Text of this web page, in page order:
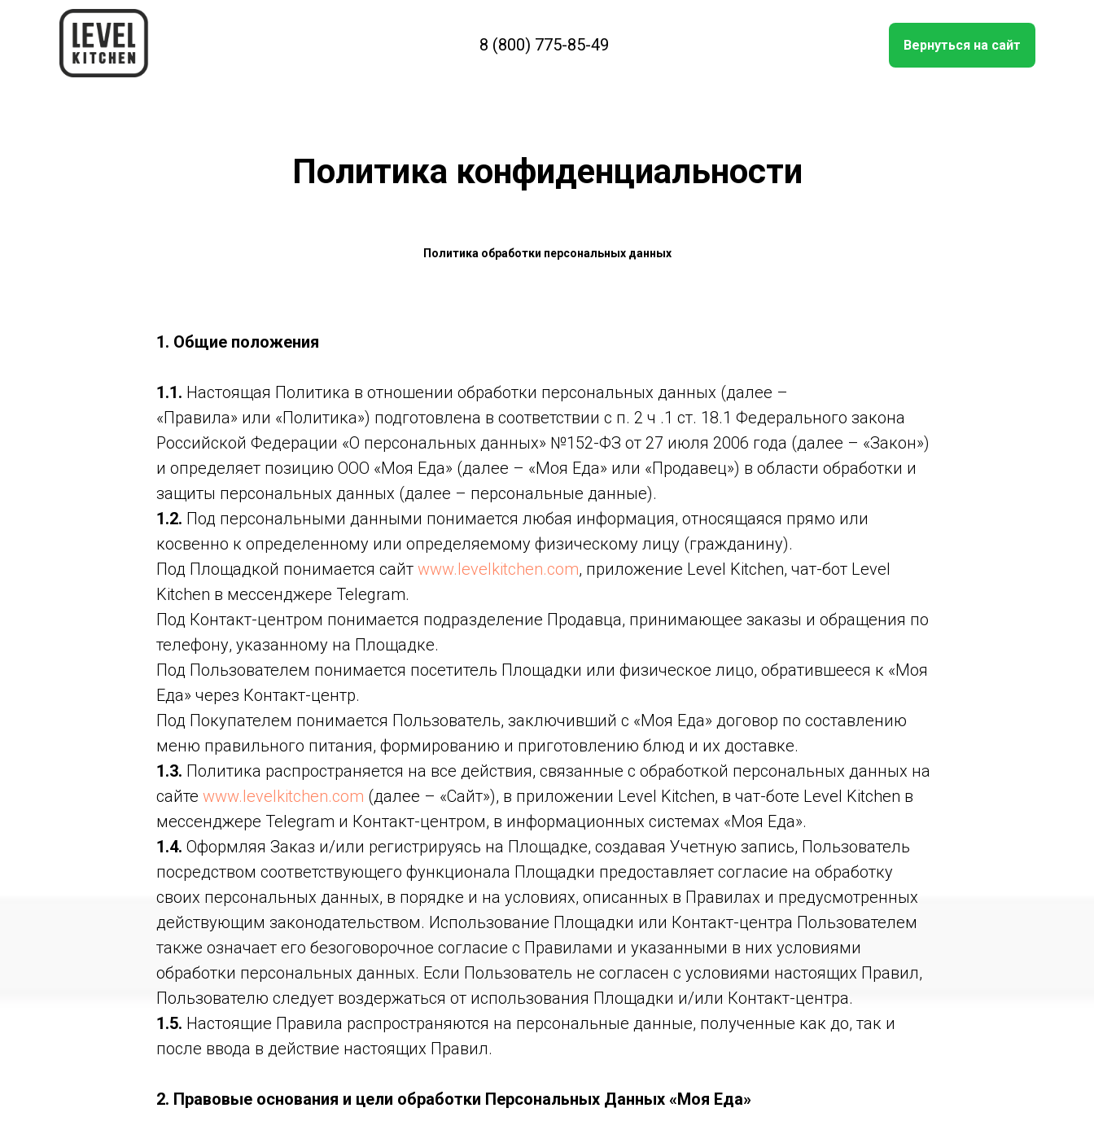
Вернуться на сайт
8 (800) 775-85-49
Политика конфиденциальности
Политика обработки персональных данных
1. Общие положения
1.1. Настоящая Политика в отношении обработки персональных данных (далее –
«Правила» или «Политика») подготовлена в соответствии с п. 2 ч .1 ст. 18.1 Федерального закона
Российской Федерации «О персональных данных» №152-ФЗ от 27 июля 2006 года (далее – «Закон»)
и определяет позицию ООО «Моя Еда» (далее – «Моя Еда» или «Продавец») в области обработки и
защиты персональных данных (далее – персональные данные).
1.2. Под персональными данными понимается любая информация, относящаяся прямо или
косвенно к определенному или определяемому физическому лицу (гражданину).
Под Площадкой понимается сайт www.levelkitchen.com, приложение Level Kitchen, чат-бот Level
Kitchen в мессенджере Telegram.
Под Контакт-центром понимается подразделение Продавца, принимающее заказы и обращения по
телефону, указанному на Площадке.
Под Пользователем понимается посетитель Площадки или физическое лицо, обратившееся к «Моя
Еда» через Контакт-центр.
Под Покупателем понимается Пользователь, заключивший с «Моя Еда» договор по составлению
меню правильного питания, формированию и приготовлению блюд и их доставке.
1.3. Политика распространяется на все действия, связанные с обработкой персональных данных на
сайте www.levelkitchen.com (далее – «Сайт»), в приложении Level Kitchen, в чат-боте Level Kitchen в
мессенджере Telegram и Контакт-центром, в информационных системах «Моя Еда».
1.4. Оформляя Заказ и/или регистрируясь на Площадке, создавая Учетную запись, Пользователь
посредством соответствующего функционала Площадки предоставляет согласие на обработку
своих персональных данных, в порядке и на условиях, описанных в Правилах и предусмотренных
действующим законодательством. Использование Площадки или Контакт-центра Пользователем
также означает его безоговорочное согласие с Правилами и указанными в них условиями
обработки персональных данных. Если Пользователь не согласен с условиями настоящих Правил,
Пользователю следует воздержаться от использования Площадки и/или Контакт-центра.
1.5. Настоящие Правила распространяются на персональные данные, полученные как до, так и
после ввода в действие настоящих Правил.
2. Правовые основания и цели обработки Персональных Данных «Моя Еда»